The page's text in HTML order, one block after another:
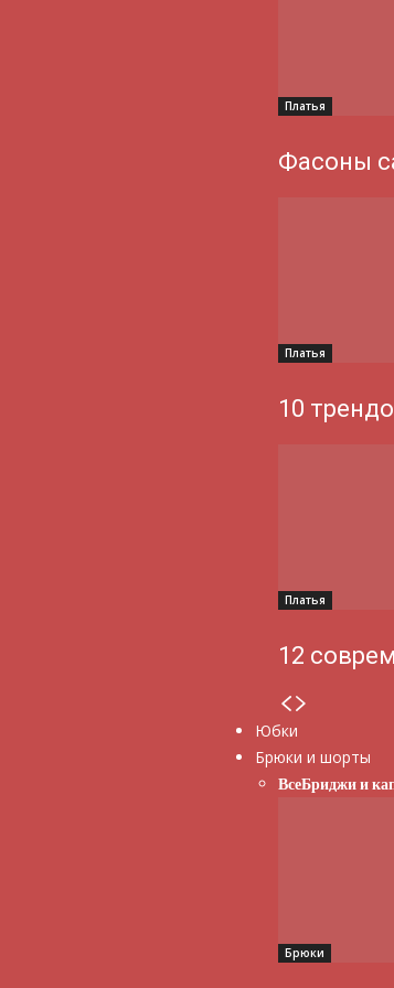
Платья
Фасоны
Платья
10
Платья
12
Юбки
Брюки и шорты
ВсеБриджи и
Брюки